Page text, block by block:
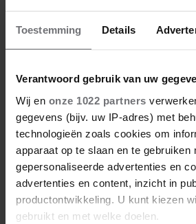
Toestemming Details
Verantwoord gebruik van uw
Wij en onze 1022 partners
gegevens (bijv. uw IP-adres) met
technologieën zoals cookies om
apparaat op te slaan en te gebruiken
gepersonaliseerde advertenties en
advertenties en content, inzicht in
productontwikkeling. U kunt kiezen
gebruikt en met welke doelen.
evenementen als hostess.
Meer van Maaike